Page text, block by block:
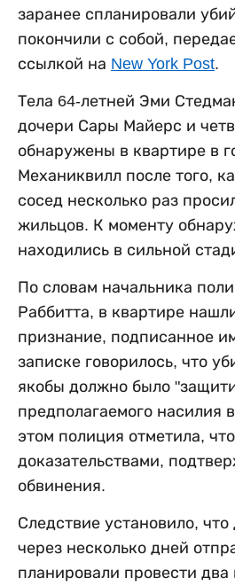
заранее спланировали
покончили с собой,
ссылкой на New York Post.
Тела 64-летней Эми
дочери Сары Майерс и
обнаружены в квартире в
Механиквилл после того,
сосед несколько раз
жильцов. К моменту
находились в сильной
По словам начальника
Раббитта, в квартире
признание, подписанное
записке говорилось, что
якобы должно было
предполагаемого насилия
этом полиция отметила,
доказательствами,
обвинения.
Следствие установило,
через несколько дней
планировали провести два